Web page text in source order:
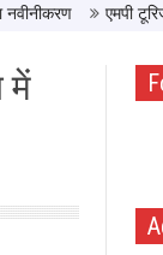
एमपी टूरिज्म
में